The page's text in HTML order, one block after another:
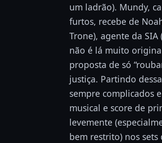
um ladrão). Mundy,
furtos, recebe de
Trone), agente da
não é lá muito
proposta de só
justiça. Partindo
sempre complicados
musical e score de
levemente
bem restrito) nos